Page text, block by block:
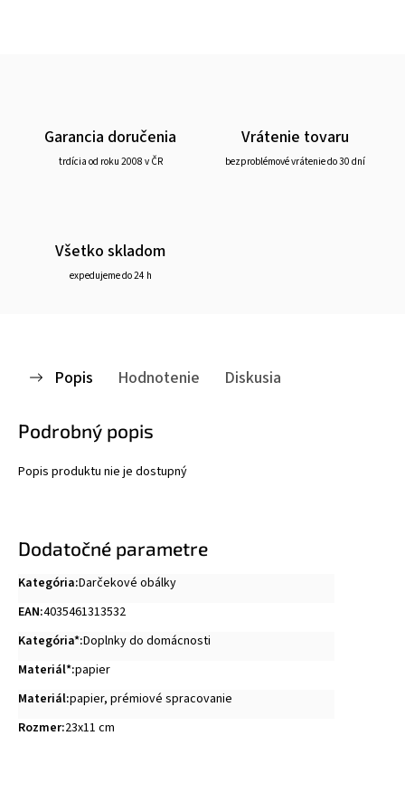
Garancia doručenia
trdícia od roku 2008 v ČR
Vrátenie tovaru
bezproblémové vrátenie do 30 dní
Všetko skladom
expedujeme do 24 h
Popis Hodnotenie Diskusia
Podrobný popis
Popis produktu nie je dostupný
Dodatočné parametre
Kategória:Darčekové obálky
EAN:4035461313532
Kategória*:Doplnky do domácnosti
Materiál*:papier
Materiál:papier, prémiové spracovanie
Rozmer:23x11 cm